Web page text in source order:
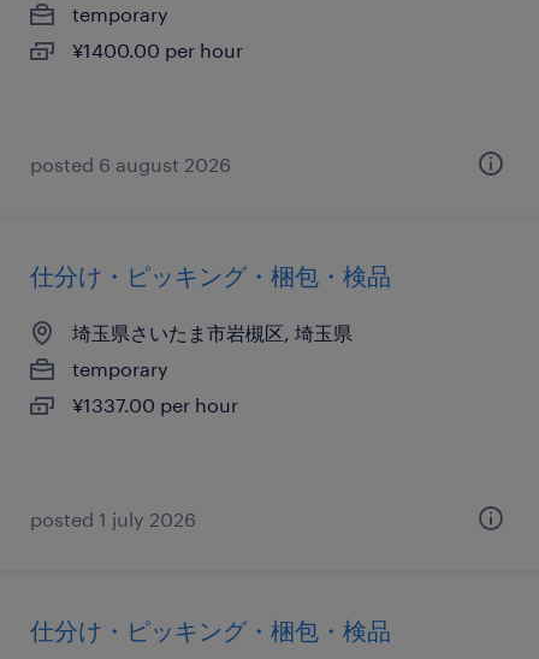
temporary
¥1400.00 per hour
posted 6 august 2026
仕分け・ピッキング・梱包・検品
埼玉県さいたま市岩槻区, 埼玉県
temporary
¥1337.00 per hour
posted 1 july 2026
仕分け・ピッキング・梱包・検品